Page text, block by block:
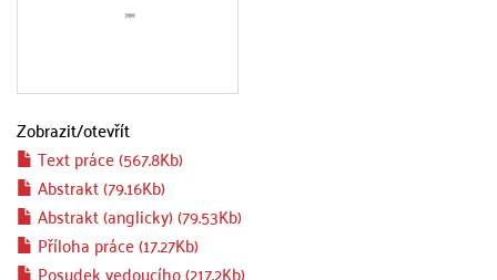
Zobrazit/otevřít
Text práce (567.8Kb)
Abstrakt (79.16Kb)
Abstrakt (anglicky) (79.53Kb)
Příloha práce (17.27Kb)
Posudek vedoucího (217.2Kb)